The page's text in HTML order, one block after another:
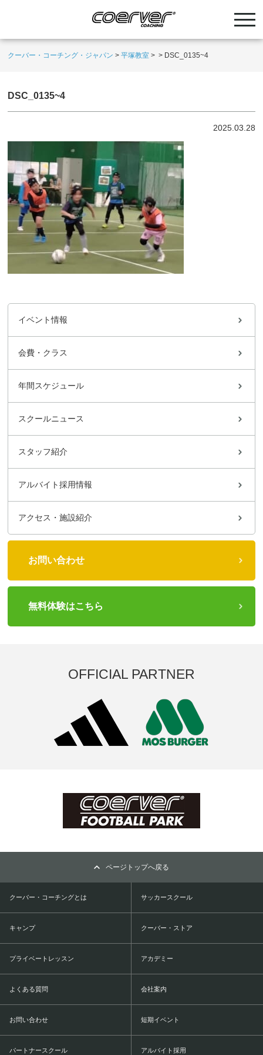
クーバー・コーチング・ジャパン >平塚教室 > > DSC_0135~4
DSC_0135~4
2025.03.28
イベント情報
会費・クラス
年間スケジュール
スクールニュース
スタッフ紹介
アルバイト採用情報
アクセス・施設紹介
お問い合わせ
無料体験はこちら
OFFICIAL PARTNER
ページトップへ戻る
クーバー・コーチングとは サッカースクール
キャンプ クーバー・ストア
プライベートレッスン アカデミー
よくある質問 会社案内
お問い合わせ 短期イベント
パートナースクール アルバイト採用